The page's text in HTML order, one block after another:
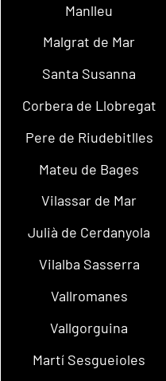
Manlleu
Malgrat de Mar
Santa Susanna
Corbera de Llobregat
Pere de Riudebitlles
Mateu de Bages
Vilassar de Mar
Julià de Cerdanyola
Vilalba Sasserra
Vallromanes
Vallgorguina
Martí Sesgueioles